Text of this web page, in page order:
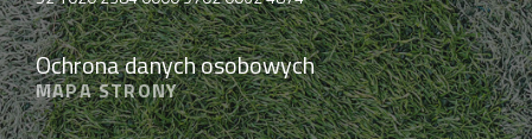
Ochrona danych osobowych
MAPA STRONY